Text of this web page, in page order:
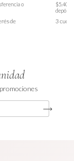
o
de
$5.400
depósito
3